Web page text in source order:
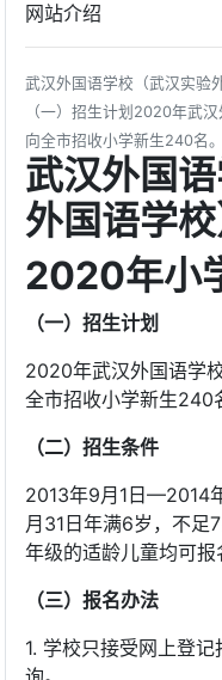
网站介绍
武汉外国语学校（武汉实验
（一）招生计划2020年武
向全市招收小学新生240名
武汉外国
外国语学校
2020年小
（一）招生计划
2020年武汉外国语学
全市招收小学新生240
（二）招生条件
2013年9月1日—2014
月31日年满6岁，不足
年级的适龄儿童均可报
（三）报名办法
1. 学校只接受网上登